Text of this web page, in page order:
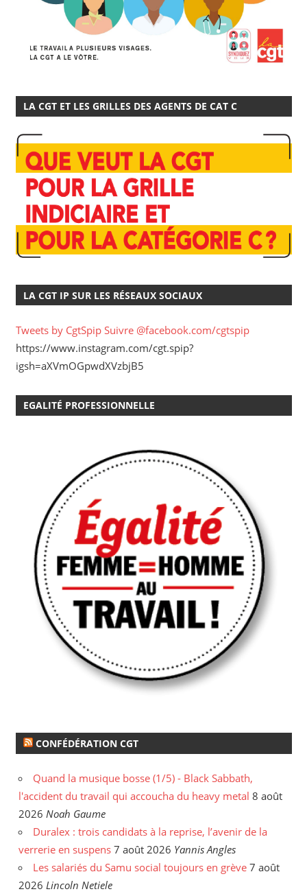
LA CGT ET LES GRILLES DES AGENTS DE CAT C
LA CGT IP SUR LES RÉSEAUX SOCIAUX
Tweets by CgtSpip Suivre @facebook.com/cgtspip
https://www.instagram.com/cgt.spip?
igsh=aXVmOGpwdXVzbjB5
EGALITÉ PROFESSIONNELLE
CONFÉDÉRATION CGT
Quand la musique bosse (1/5) - Black Sabbath,
l'accident du travail qui accoucha du heavy metal 8 août
2026 Noah Gaume
Duralex : trois candidats à la reprise, l’avenir de la
verrerie en suspens 7 août 2026 Yannis Angles
Les salariés du Samu social toujours en grève 7 août
2026 Lincoln Netiele